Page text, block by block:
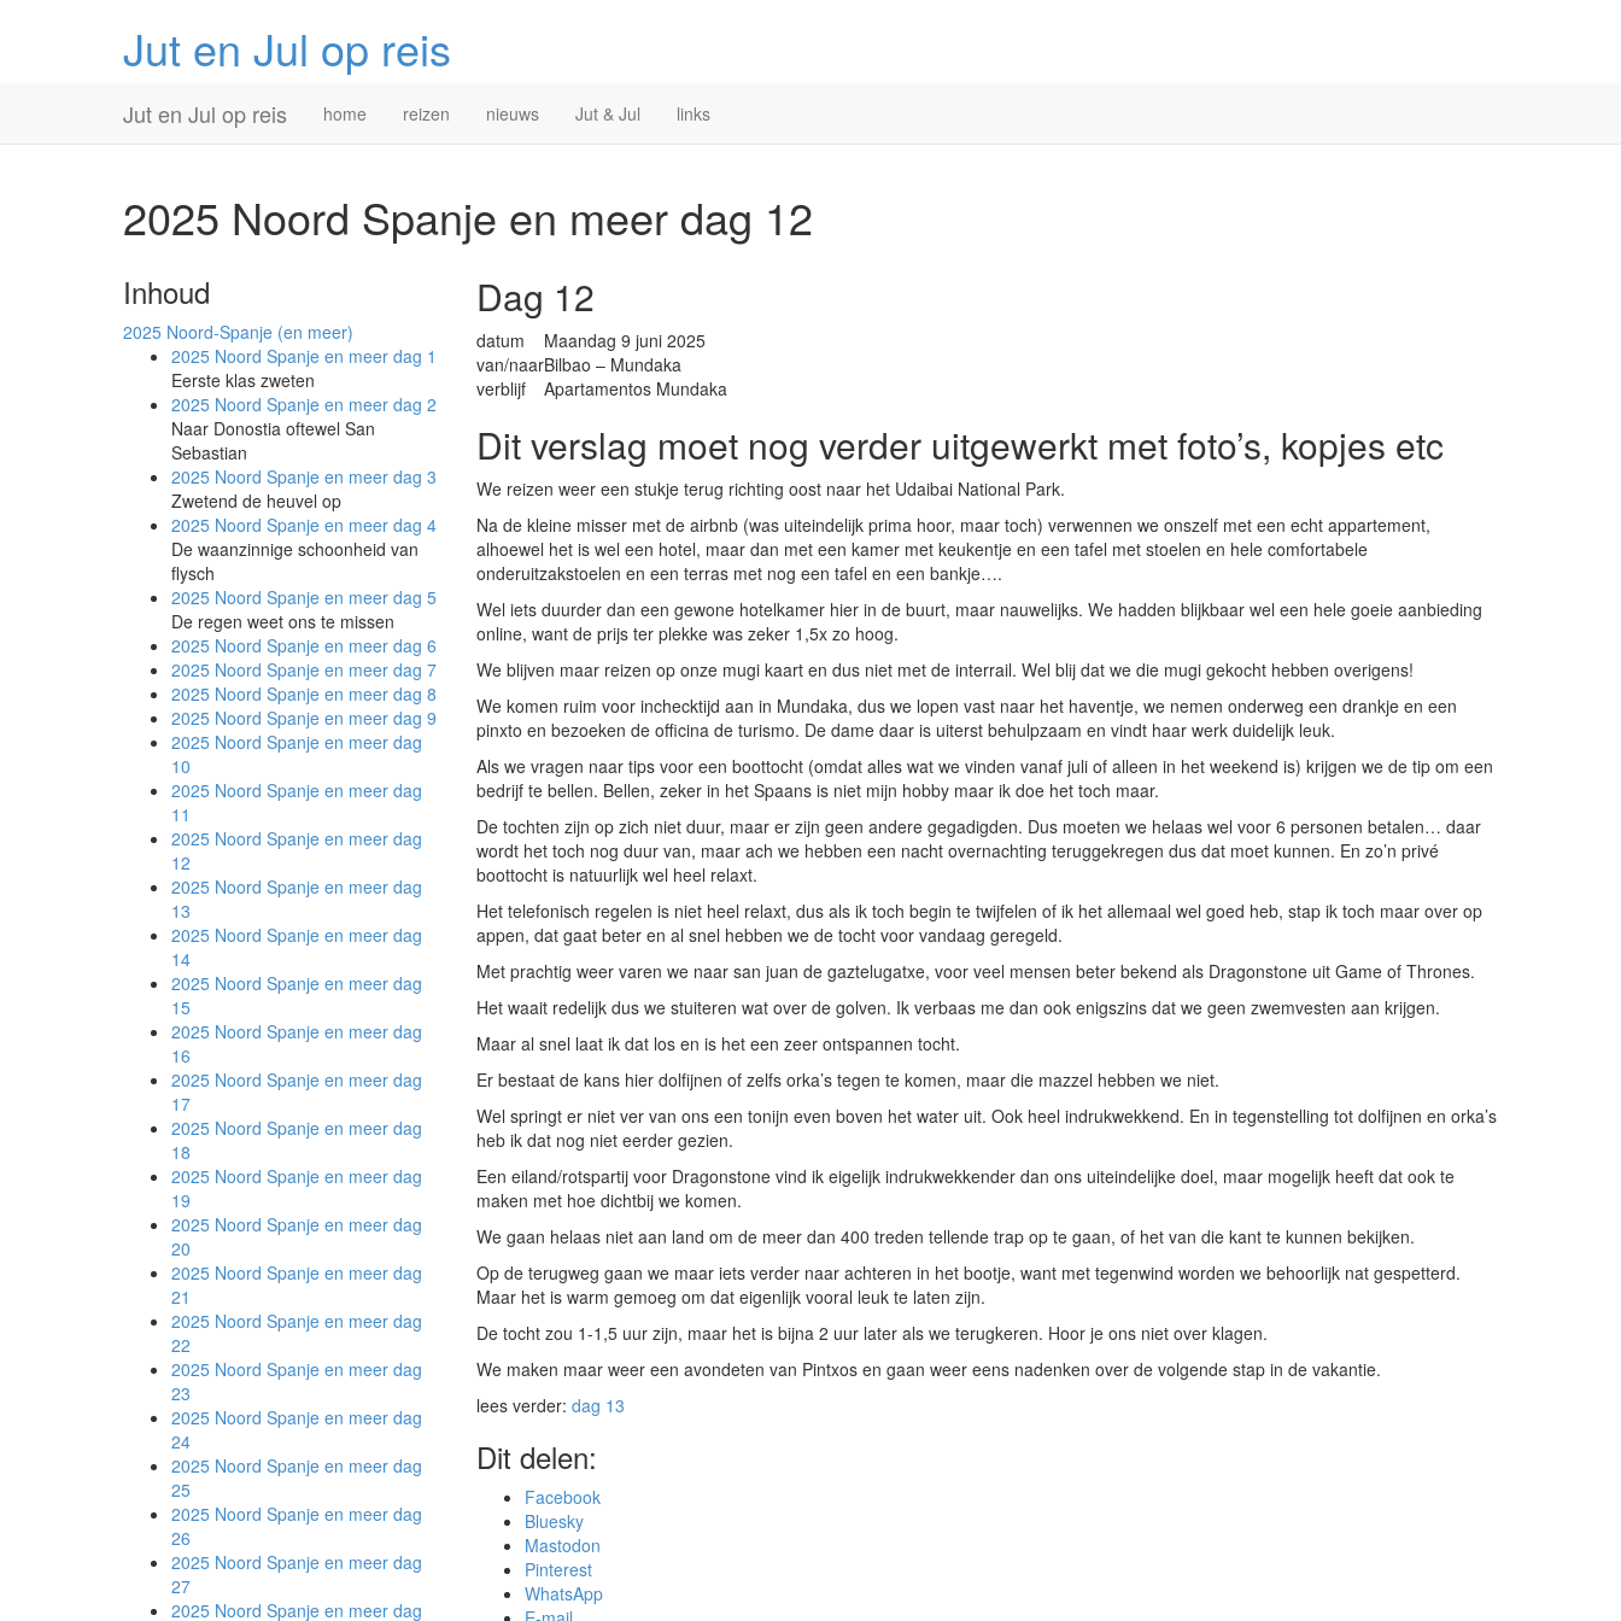
Jut en Jul op reis
Menu
content
Jut en Jul op reis home reizen nieuws Jut & Jul links
2025 Noord Spanje en meer dag 12
Dag 12
datum
Maandag 9 juni 2025
van/naarBilbao – Mundaka
verblijf
Apartamentos Mundaka
Dit verslag moet nog verder uitgewerkt met foto’s, kopjes etc
We reizen weer een stukje terug richting oost naar het Udaibai National Park.
Na de kleine misser met de airbnb (was uiteindelijk prima hoor, maar toch) verwennen we onszelf met een echt appartement,
alhoewel het is wel een hotel, maar dan met een kamer met keukentje en een tafel met stoelen en hele comfortabele
onderuitzakstoelen en een terras met nog een tafel en een bankje….
Wel iets duurder dan een gewone hotelkamer hier in de buurt, maar nauwelijks. We hadden blijkbaar wel een hele goeie aanbieding
online, want de prijs ter plekke was zeker 1,5x zo hoog.
We blijven maar reizen op onze mugi kaart en dus niet met de interrail. Wel blij dat we die mugi gekocht hebben overigens!
We komen ruim voor inchecktijd aan in Mundaka, dus we lopen vast naar het haventje, we nemen onderweg een drankje en een
pinxto en bezoeken de officina de turismo. De dame daar is uiterst behulpzaam en vindt haar werk duidelijk leuk.
Als we vragen naar tips voor een boottocht (omdat alles wat we vinden vanaf juli of alleen in het weekend is) krijgen we de tip om een
bedrijf te bellen. Bellen, zeker in het Spaans is niet mijn hobby maar ik doe het toch maar.
De tochten zijn op zich niet duur, maar er zijn geen andere gegadigden. Dus moeten we helaas wel voor 6 personen betalen… daar
wordt het toch nog duur van, maar ach we hebben een nacht overnachting teruggekregen dus dat moet kunnen. En zo’n privé
boottocht is natuurlijk wel heel relaxt.
Het telefonisch regelen is niet heel relaxt, dus als ik toch begin te twijfelen of ik het allemaal wel goed heb, stap ik toch maar over op
appen, dat gaat beter en al snel hebben we de tocht voor vandaag geregeld.
Met prachtig weer varen we naar san juan de gaztelugatxe, voor veel mensen beter bekend als Dragonstone uit Game of Thrones.
Het waait redelijk dus we stuiteren wat over de golven. Ik verbaas me dan ook enigszins dat we geen zwemvesten aan krijgen.
Maar al snel laat ik dat los en is het een zeer ontspannen tocht.
Er bestaat de kans hier dolfijnen of zelfs orka’s tegen te komen, maar die mazzel hebben we niet.
Wel springt er niet ver van ons een tonijn even boven het water uit. Ook heel indrukwekkend. En in tegenstelling tot dolfijnen en orka’s
heb ik dat nog niet eerder gezien.
Een eiland/rotspartij voor Dragonstone vind ik eigelijk indrukwekkender dan ons uiteindelijke doel, maar mogelijk heeft dat ook te
maken met hoe dichtbij we komen.
We gaan helaas niet aan land om de meer dan 400 treden tellende trap op te gaan, of het van die kant te kunnen bekijken.
Op de terugweg gaan we maar iets verder naar achteren in het bootje, want met tegenwind worden we behoorlijk nat gespetterd.
Maar het is warm gemoeg om dat eigenlijk vooral leuk te laten zijn.
De tocht zou 1-1,5 uur zijn, maar het is bijna 2 uur later als we terugkeren. Hoor je ons niet over klagen.
We maken maar weer een avondeten van Pintxos en gaan weer eens nadenken over de volgende stap in de vakantie.
lees verder: dag 13
Dit delen:
Facebook
Bluesky
Mastodon
Pinterest
WhatsApp
Inhoud
2025 Noord-Spanje (en meer)
2025 Noord Spanje en meer dag 1
Eerste klas zweten
2025 Noord Spanje en meer dag 2
Naar Donostia oftewel San
Sebastian
2025 Noord Spanje en meer dag 3
Zwetend de heuvel op
2025 Noord Spanje en meer dag 4
De waanzinnige schoonheid van
flysch
2025 Noord Spanje en meer dag 5
De regen weet ons te missen
2025 Noord Spanje en meer dag 6
2025 Noord Spanje en meer dag 7
2025 Noord Spanje en meer dag 8
2025 Noord Spanje en meer dag 9
2025 Noord Spanje en meer dag
10
2025 Noord Spanje en meer dag
11
2025 Noord Spanje en meer dag
12
2025 Noord Spanje en meer dag
13
2025 Noord Spanje en meer dag
14
2025 Noord Spanje en meer dag
15
2025 Noord Spanje en meer dag
16
2025 Noord Spanje en meer dag
17
2025 Noord Spanje en meer dag
18
2025 Noord Spanje en meer dag
19
2025 Noord Spanje en meer dag
20
2025 Noord Spanje en meer dag
21
2025 Noord Spanje en meer dag
22
2025 Noord Spanje en meer dag
23
2025 Noord Spanje en meer dag
24
2025 Noord Spanje en meer dag
25
2025 Noord Spanje en meer dag
26
2025 Noord Spanje en meer dag
27
2025 Noord Spanje en meer dag